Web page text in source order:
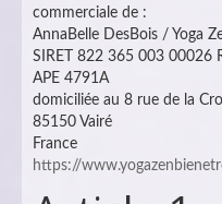
commerciale de :
AnnaBelle DesBois / Yoga
SIRET 822 365 003 00026
APE 4791A
domiciliée au 8 rue de la
85150 Vairé
France
https://